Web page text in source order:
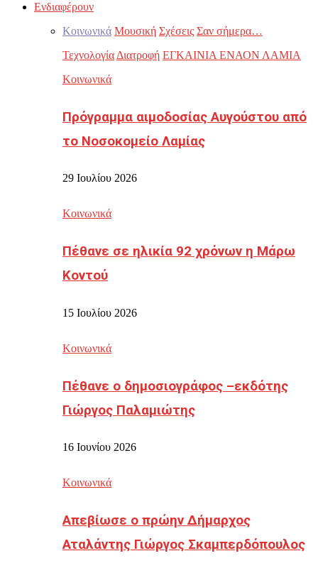
Ενδιαφέρουν
Κοινωνικά Μουσική Σχέσεις Σαν σήμερα…
Τεχνολογία Διατροφή ΕΓΚΑΙΝΙΑ ΕΝΑΟΝ ΛΑΜΙΑ
Κοινωνικά
Πρόγραμμα αιμοδοσίας Αυγούστου από
το Νοσοκομείο Λαμίας
29 Ιουλίου 2026
Κοινωνικά
Πέθανε σε ηλικία 92 χρόνων η Μάρω
Κοντού
15 Ιουλίου 2026
Κοινωνικά
Πέθανε ο δημοσιογράφος –εκδότης
Γιώργος Παλαμιώτης
16 Ιουνίου 2026
Κοινωνικά
Απεβίωσε ο πρώην Δήμαρχος
Αταλάντης Γιώργος Σκαμπερδόπουλος